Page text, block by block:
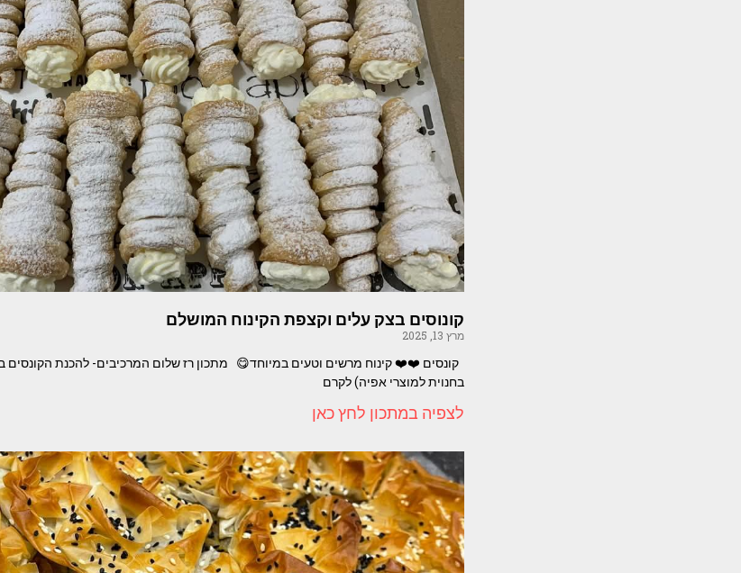
קונוסים בצק עלים וקצפת הקינוח המושלם
מרץ 13, 2025
קונסים ❤️❤️ קינוח מרשים וטעים במיוחד😋 מתכון רז שלום המרכיבים- להכנת הקונסים
בחנוית למוצרי אפיה) לקרם
לצפיה במתכון לחץ כאן